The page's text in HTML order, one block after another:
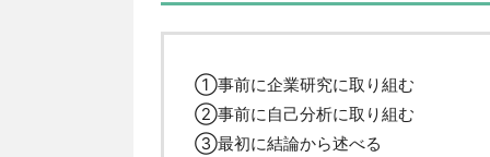
①事前に企業研究に取り組む
②事前に自己分析に取り組む
③最初に結論から述べる